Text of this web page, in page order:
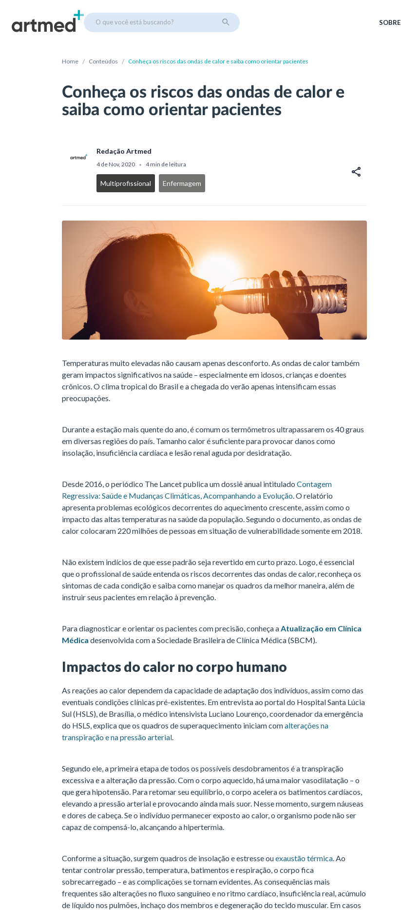
O que você está buscando? SOBRE
Home / Conteúdos / Conheça os riscos das ondas de calor e saiba como orientar pacientes
Conheça os riscos das ondas de calor e
saiba como orientar pacientes
Redação Artmed
4 de Nov, 2020 • 4 min de leitura
Multiprofissional Enfermagem
Temperaturas muito elevadas não causam apenas desconforto. As ondas de calor também
geram impactos significativos na saúde – especialmente em idosos, crianças e doentes
crônicos. O clima tropical do Brasil e a chegada do verão apenas intensificam essas
preocupações.
Durante a estação mais quente do ano, é comum os termômetros ultrapassarem os 40 graus
em diversas regiões do país. Tamanho calor é suficiente para provocar danos como
insolação, insuficiência cardíaca e lesão renal aguda por desidratação.
Desde 2016, o periódico The Lancet publica um dossiê anual intitulado Contagem
Regressiva: Saúde e Mudanças Climáticas, Acompanhando a Evolução. O relatório
apresenta problemas ecológicos decorrentes do aquecimento crescente, assim como o
impacto das altas temperaturas na saúde da população. Segundo o documento, as ondas de
calor colocaram 220 milhões de pessoas em situação de vulnerabilidade somente em 2018.
Não existem indícios de que esse padrão seja revertido em curto prazo. Logo, é essencial
que o profissional de saúde entenda os riscos decorrentes das ondas de calor, reconheça os
sintomas de cada condição e saiba como manejar os quadros da melhor maneira, além de
instruir seus pacientes em relação à prevenção.
Para diagnosticar e orientar os pacientes com precisão, conheça aAtualização em Clínica
Médica desenvolvida com a Sociedade Brasileira de Clínica Médica (SBCM).
Impactos do calor no corpo humano
As reações ao calor dependem da capacidade de adaptação dos indivíduos, assim como das
eventuais condições clínicas pré-existentes. Em entrevista ao portal do Hospital Santa Lúcia
Sul (HSLS), de Brasília, o médico intensivista Luciano Lourenço, coordenador da emergência
do HSLS, explica que os quadros de superaquecimento iniciam comalterações na
transpiração e na pressão arterial.
Segundo ele, a primeira etapa de todos os possíveis desdobramentos é a transpiração
excessiva e a alteração da pressão. Com o corpo aquecido, há uma maior vasodilatação – o
que gera hipotensão. Para retomar seu equilíbrio, o corpo acelera os batimentos cardíacos,
elevando a pressão arterial e provocando ainda mais suor. Nesse momento, surgem náuseas
e dores de cabeça. Se o indivíduo permanecer exposto ao calor, o organismo pode não ser
capaz de compensá-lo, alcançando a hipertermia.
Conforme a situação, surgem quadros de insolação e estresse ouexaustão térmica. Ao
tentar controlar pressão, temperatura, batimentos e respiração, o corpo fica
sobrecarregado – e as complicações se tornam evidentes. As consequências mais
frequentes são alterações no fluxo sanguíneo e no ritmo cardíaco, insuficiência real, acúmulo
de líquido nos pulmões, inchaço dos membros e degeneração do tecido muscular. Em casos